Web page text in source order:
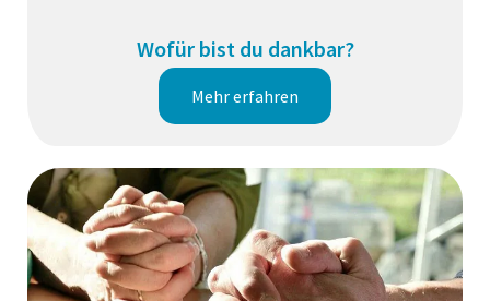
Wofür bist du dankbar?
Mehr erfahren